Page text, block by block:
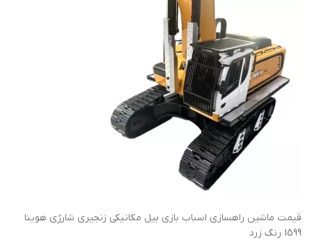
قیمت ماشین راهسازی اسباب بازی بیل مکانیکی زنجیری شارژی هوینا
1599 رنگ زرد